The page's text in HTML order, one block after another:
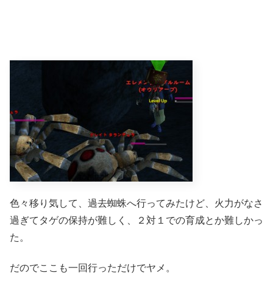
色々移り気して、過去蜘蛛へ行ってみたけど、火力がなさ
過ぎてタゲの保持が難しく、２対１での育成とか難しかっ
た。
だのでここも一回行っただけでヤメ。